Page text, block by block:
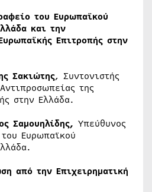
του Ευρωπαϊκού
και την
Επιτροπής στην
Σακιώτης, Συντονιστής
της
στην Ελλάδα.
Σαμουηλίδης, Υπεύθυνος
Ευρωπαϊκού
από την Επιχειρηματική